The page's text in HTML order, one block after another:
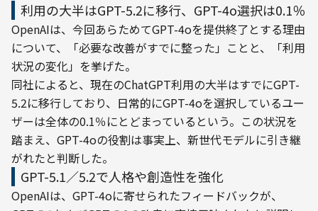
利用の大半はGPT-5.2に移行、GPT-4o選択は0.1％
OpenAIは、今回あらためてGPT-4oを提供終了とする理由
について、「必要な改善がすでに整った」ことと、「利用
状況の変化」を挙げた。
同社によると、現在のChatGPT利用の大半はすでにGPT-
5.2に移行しており、日常的にGPT-4oを選択しているユー
ザーは全体の0.1％にとどまっているという。この状況を
踏まえ、GPT-4oの役割は事実上、新世代モデルに引き継
がれたと判断した。
GPT-5.1／5.2で人格や創造性を強化
OpenAIは、GPT-4oに寄せられたフィードバックが、